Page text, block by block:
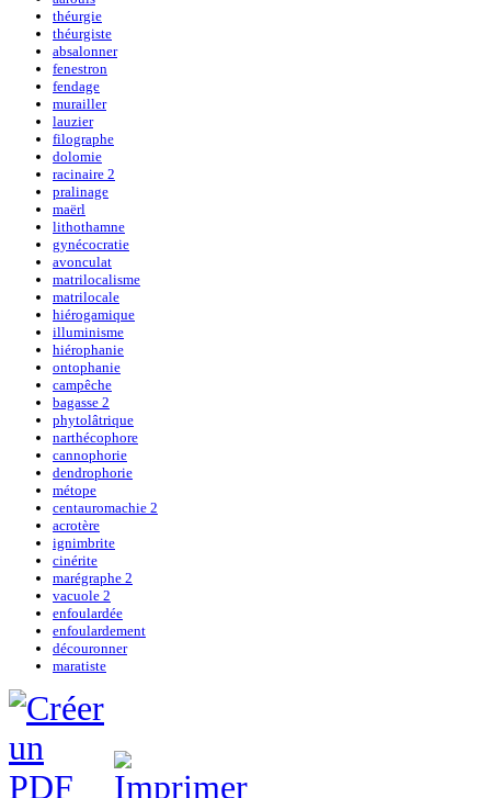
théurgie
théurgiste
absalonner
fenestron
fendage
murailler
lauzier
filographe
dolomie
racinaire 2
pralinage
maërl
lithothamne
gynécocratie
avonculat
matrilocalisme
matrilocale
hiérogamique
illuminisme
hiérophanie
ontophanie
campêche
bagasse 2
phytolâtrique
narthécophore
cannophorie
dendrophorie
métope
centauromachie 2
acrotère
ignimbrite
cinérite
marégraphe 2
vacuole 2
enfoulardée
enfoulardement
découronner
maratiste